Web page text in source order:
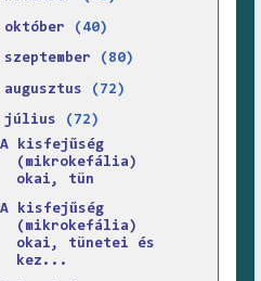
október (40)
szeptember (80)
augusztus (72)
július
(72)
A kisfejűség
(mikrokefália)
okai, tün
A kisfejűség
(mikrokefália)
okai, tünetei és
kez...